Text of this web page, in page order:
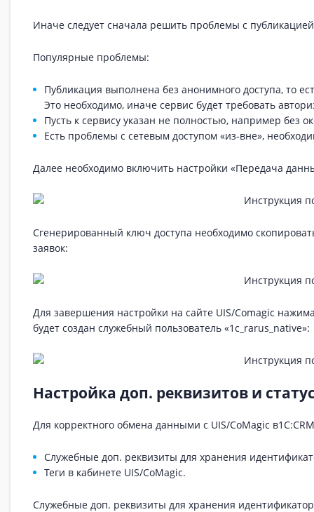
Иначе следует сначала решить проблемы с
Популярные проблемы:
Публикация выполнена без анонимного доступа, то
Это необходимо, иначе сервис будет требовать
Пусть к сервису указан не полностью, например без
Есть проблемы с сетевым доступом «из-вне»,
Далее необходимо включить настройки «Передача
Сгенерированный ключ доступа необходимо
заявок:
Для завершения настройки на сайте UIS/Comagic
будет создан служебный пользователь «1c_rarus_native»:
Настройка доп. реквизитов и
Для корректного обмена данными с UIS/CoMagic
Служебные доп. реквизиты для хранения
Теги в кабинете UIS/CoMagic.
Служебные доп. реквизиты для хранения